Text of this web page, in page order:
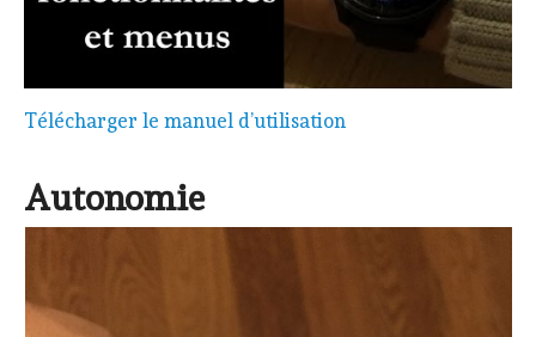
Télécharger le manuel d’utilisation
Autonomie